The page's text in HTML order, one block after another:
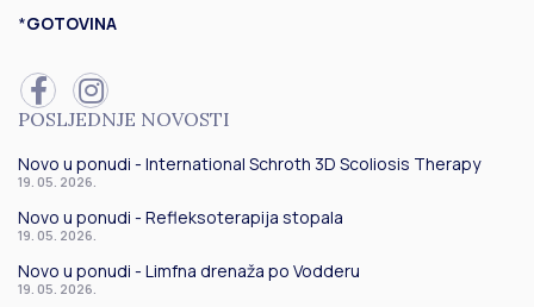
*GOTOVINA
POSLJEDNJE NOVOSTI
Novo u ponudi - International Schroth 3D Scoliosis Therapy
19. 05. 2026.
Novo u ponudi - Refleksoterapija stopala
19. 05. 2026.
Novo u ponudi - Limfna drenaža po Vodderu
19. 05. 2026.